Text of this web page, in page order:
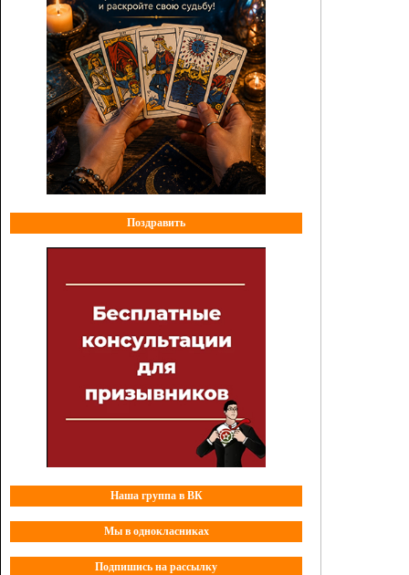
Поздравить
Наша группа в ВК
Мы в однокласниках
Подпишись на рассылку